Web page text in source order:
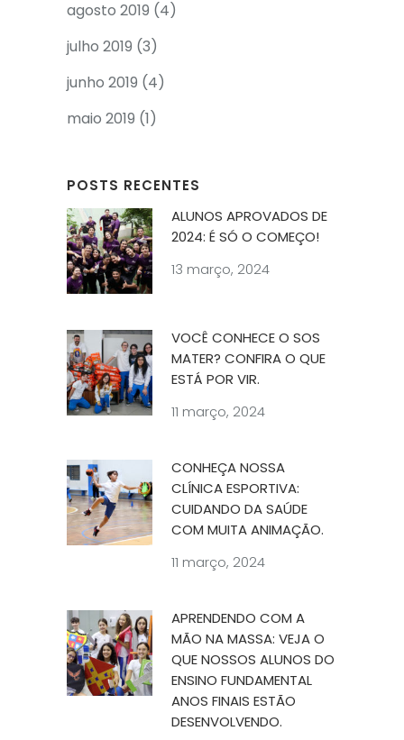
agosto 2019 (4)
julho 2019 (3)
junho 2019 (4)
maio 2019 (1)
POSTS RECENTES
ALUNOS APROVADOS DE
2024: É SÓ O COMEÇO!
13 março, 2024
VOCÊ CONHECE O SOS
MATER? CONFIRA O QUE
ESTÁ POR VIR.
11 março, 2024
CONHEÇA NOSSA
CLÍNICA ESPORTIVA:
CUIDANDO DA SAÚDE
COM MUITA ANIMAÇÃO.
11 março, 2024
APRENDENDO COM A
MÃO NA MASSA: VEJA O
QUE NOSSOS ALUNOS DO
ENSINO FUNDAMENTAL
ANOS FINAIS ESTÃO
DESENVOLVENDO.